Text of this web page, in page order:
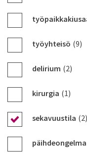
työyhteisö (9)
delirium (2)
kirurgia (1)
sekavuustila (2)
päihdeongelma